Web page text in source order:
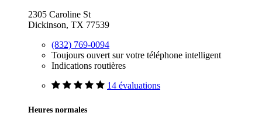
2305 Caroline St
Dickinson, TX 77539
(832) 769-0094
Toujours ouvert sur votre téléphone intelligent
Indications routières
14 évaluations
Heures normales